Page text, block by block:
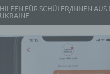
HILFEN FÜR SCHÜLER/INNEN AUS
UKRAINE